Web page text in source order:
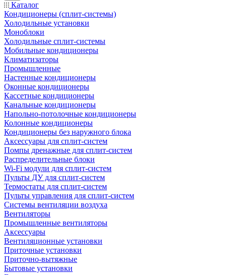
Каталог
Кондиционеры (сплит-системы)
Холодильные установки
Моноблоки
Холодильные сплит-системы
Мобильные кондиционеры
Климатизаторы
Промышленные
Настенные кондиционеры
Оконные кондиционеры
Кассетные кондиционеры
Канальные кондиционеры
Напольно-потолочные кондиционеры
Колонные кондиционеры
Кондиционеры без наружного блока
Аксессуары для сплит-систем
Помпы дренажные для сплит-систем
Распределительные блоки
Wi-Fi модули для сплит-систем
Пульты ДУ для сплит-систем
Термостаты для сплит-систем
Пульты управления для сплит-систем
Системы вентиляции воздуха
Вентиляторы
Промышленные вентиляторы
Аксессуары
Вентиляционные установки
Приточные установки
Приточно-вытяжные
Бытовые установки